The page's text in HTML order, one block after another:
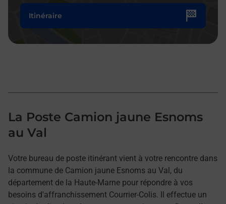
Itinéraire
La Poste Camion jaune Esnoms
au Val
Votre bureau de poste itinérant vient à votre rencontre dans
la commune de Camion jaune Esnoms au Val, du
département de la Haute-Marne pour répondre à vos
besoins d'affranchissement Courrier-Colis. Il effectue un